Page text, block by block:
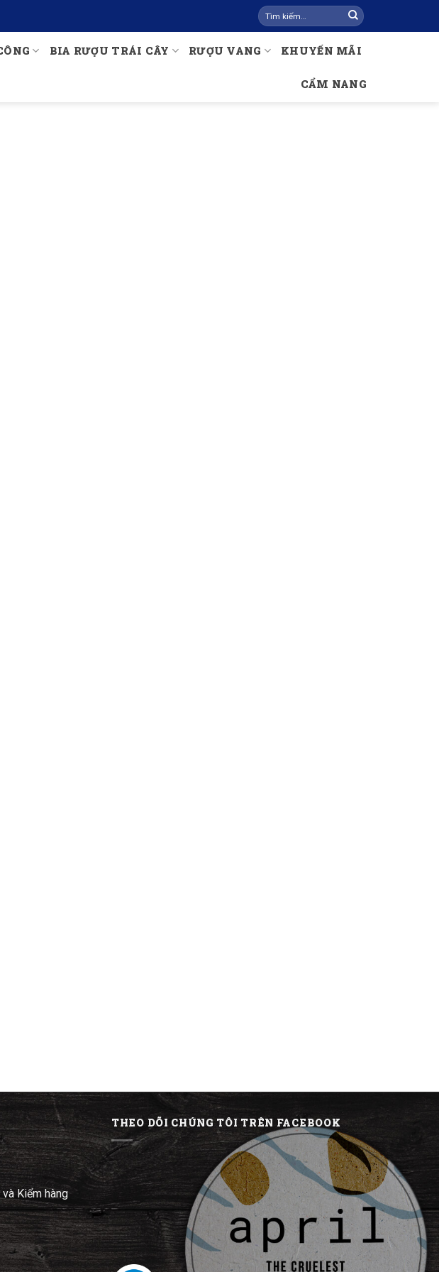
Tìm
kiếm:
BIA RƯỢU TRÁI CÂY RƯỢU VANG KHUYẾN MÃI
CẨM NANG
và Kiểm hàng
THEO DÕI CHÚNG TÔI TRÊN FACEBOOK